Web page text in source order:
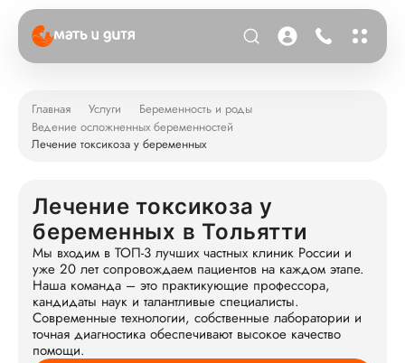
Главная Услуги
Беременность и роды
Ведение осложненных беременностей
Лечение токсикоза у беременных
Лечение токсикоза у
беременных в Тольятти
Мы входим в ТОП-3 лучших частных клиник России и
уже 20 лет сопровождаем пациентов на каждом этапе.
Наша команда – это практикующие профессора,
кандидаты наук и талантливые специалисты.
Современные технологии, собственные лаборатории и
точная диагностика обеспечивают высокое качество
помощи.